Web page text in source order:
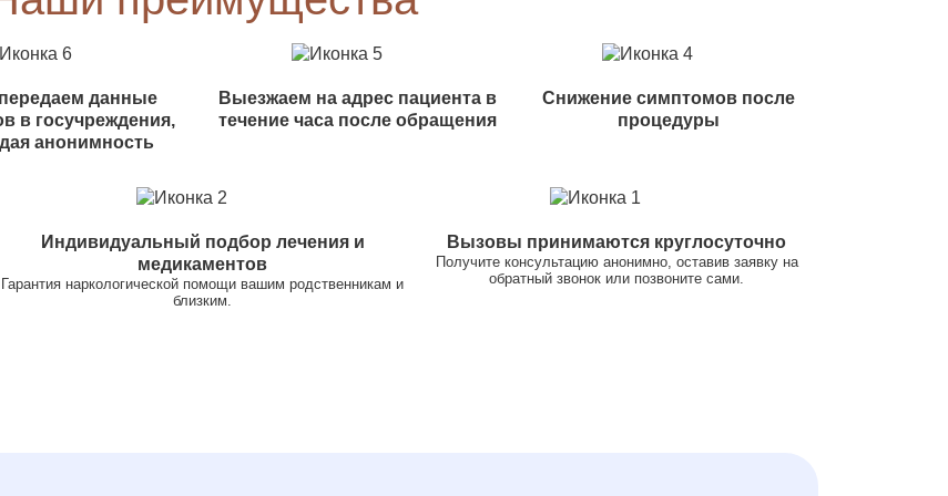
данные
в госучреждения,
анонимность
Выезжаем на адрес пациента в
течение часа после обращения
Снижение симптомов после
процедуры
Индивидуальный подбор лечения и
медикаментов
Гарантия наркологической помощи вашим родственникам и
близким.
Вызовы принимаются круглосуточно
Получите консультацию анонимно, оставив заявку на
обратный звонок или позвоните сами.